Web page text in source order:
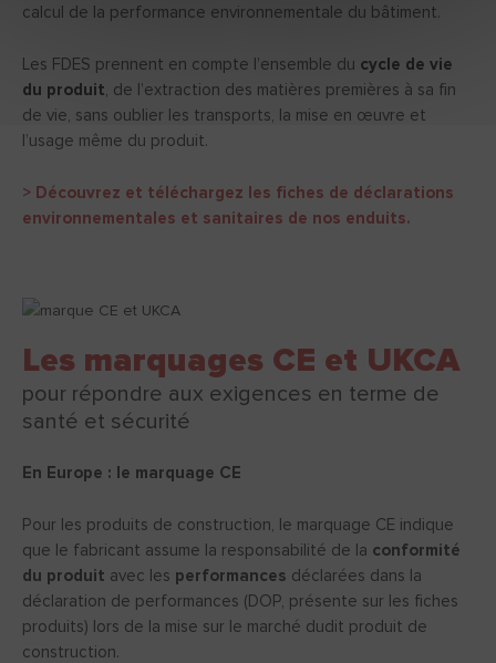
calcul de la performance environnementale du bâtiment.
Les FDES prennent en compte l’ensemble du cycle de vie
du produit de l’extraction des matières premières à sa fin
de vie, sans oublier les transports, la mise en œuvre et
l’usage même du produit.
> Découvrez et téléchargez les fiches de déclarations
environnementales et sanitaires de nos enduits.
Les marquages CE et UKCA
pour répondre aux exigences en terme de
santé et sécurité
En Europe : le marquage CE
Pour les produits de construction, le marquage CE indique
que le fabricant assume la responsabilité de la conformité
du produit avec les performances déclarées dans la
déclaration de performances (DOP, présente sur les fiches
produits) lors de la mise sur le marché dudit produit de
construction.